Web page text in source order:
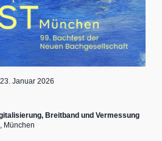
23. Januar 2026
Breitband und Vermessung
München